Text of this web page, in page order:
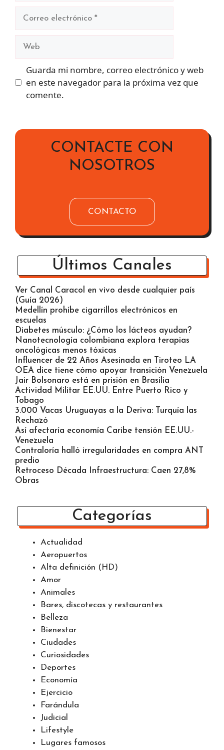
Guarda mi nombre, correo electrónico y web
en este navegador para la próxima vez que
comente.
CONTACTE CON
NOSOTROS
CONTACTO
Últimos Canales
Ver Canal Caracol en vivo desde cualquier país
(Guía 2026)
Medellín prohíbe cigarrillos electrónicos en
escuelas
Diabetes músculo: ¿Cómo los lácteos ayudan?
Nanotecnología colombiana explora terapias
oncológicas menos tóxicas
Influencer de 22 Años Asesinada en Tiroteo LA
OEA dice tiene cómo apoyar transición Venezuela
Jair Bolsonaro está en prisión en Brasilia
Actividad Militar EE.UU. Entre Puerto Rico y
Tobago
3.000 Vacas Uruguayas a la Deriva: Turquía las
Rechazó
Así afectaría economía Caribe tensión EE.UU.-
Venezuela
Contraloría halló irregularidades en compra ANT
predio
Retroceso Década Infraestructura: Caen 27,8%
Obras
Categorías
Actualidad
Aeropuertos
Alta definición (HD)
Amor
Animales
Bares, discotecas y restaurantes
Belleza
Bienestar
Ciudades
Curiosidades
Deportes
Economía
Ejercicio
Farándula
Judicial
Lifestyle
Lugares famosos